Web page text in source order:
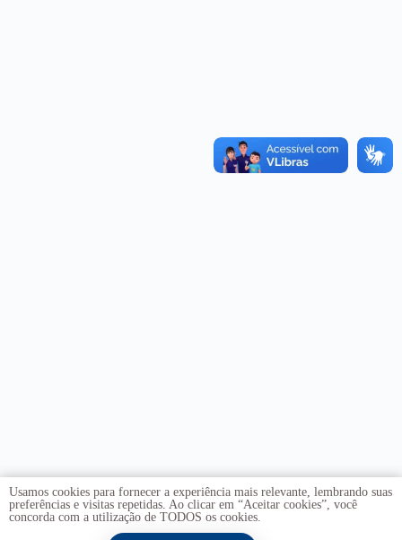
Usamos cookies para fornecer a experiência mais relevante, lembrando suas
preferências e visitas repetidas. Ao clicar em “Aceitar cookies”, você
concorda com a utilização de TODOS os cookies.